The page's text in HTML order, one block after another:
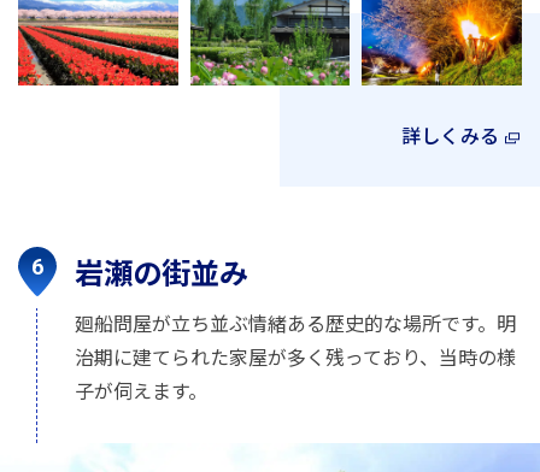
詳しくみる
岩瀬の街並み
廻船問屋が立ち並ぶ情緒ある歴史的な場所です。明
治期に建てられた家屋が多く残っており、当時の様
子が伺えます。